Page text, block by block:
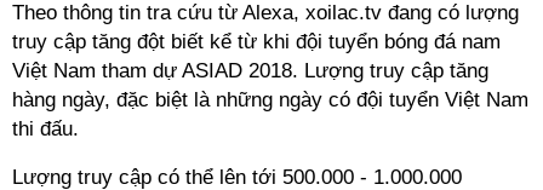
Theo thông tin tra cứu từ Alexa, xoilac.tv đang có lượng
truy cập tăng đột biết kể từ khi đội tuyển bóng đá nam
Việt Nam tham dự ASIAD 2018. Lượng truy cập tăng
hàng ngày, đặc biệt là những ngày có đội tuyển Việt Nam
thi đấu.
Lượng truy cập có thể lên tới 500.000 - 1.000.000